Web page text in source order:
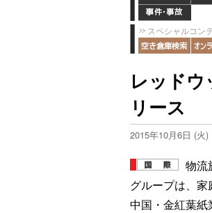
スペシャルコン
レッドウ
リース
2015年10月6日 (火)
物流
グループは、
中国・金紅葉